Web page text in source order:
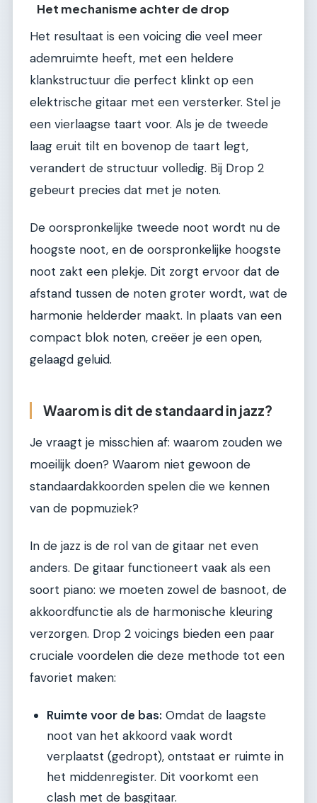
Het mechanisme achter de drop
Het resultaat is een voicing die veel meer
ademruimte heeft, met een heldere
klankstructuur die perfect klinkt op een
elektrische gitaar met een versterker. Stel je
een vierlaagse taart voor. Als je de tweede
laag eruit tilt en bovenop de taart legt,
verandert de structuur volledig. Bij Drop 2
gebeurt precies dat met je noten.
De oorspronkelijke tweede noot wordt nu de
hoogste noot, en de oorspronkelijke hoogste
noot zakt een plekje. Dit zorgt ervoor dat de
afstand tussen de noten groter wordt, wat de
harmonie helderder maakt. In plaats van een
compact blok noten, creëer je een open,
gelaagd geluid.
Waarom is dit de standaard in jazz?
Je vraagt je misschien af: waarom zouden we
moeilijk doen? Waarom niet gewoon de
standaardakkoorden spelen die we kennen
van de popmuziek?
In de jazz is de rol van de gitaar net even
anders. De gitaar functioneert vaak als een
soort piano: we moeten zowel de basnoot, de
akkoordfunctie als de harmonische kleuring
verzorgen. Drop 2 voicings bieden een paar
cruciale voordelen die deze methode tot een
favoriet maken:
Ruimte voor de bas: Omdat de laagste
noot van het akkoord vaak wordt
verplaatst (gedropt), ontstaat er ruimte in
het middenregister. Dit voorkomt een
clash met de basgitaar.